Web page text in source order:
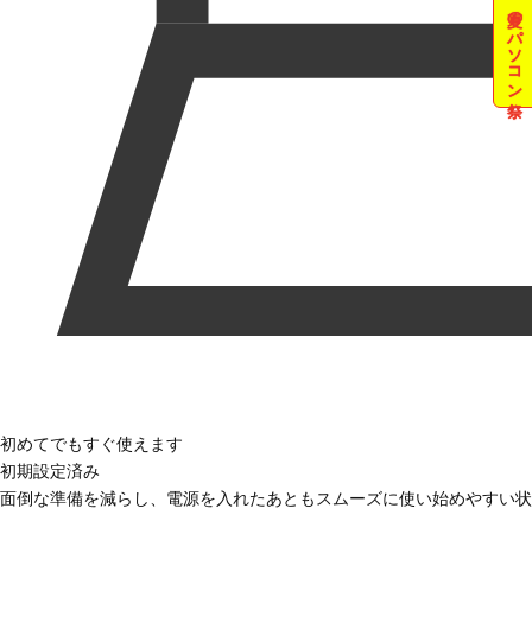
夏のパソコン祭
初めてでもすぐ使えます
初期設定済み
面倒な準備を減らし、電源を入れたあともスムーズに使い始めやすい